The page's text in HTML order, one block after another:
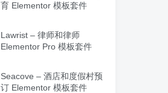
育 Elementor 模板套件
Lawrist – 律师和律师
Elementor Pro 模板套件
Seacove – 酒店和度假村预
订 Elementor 模板套件